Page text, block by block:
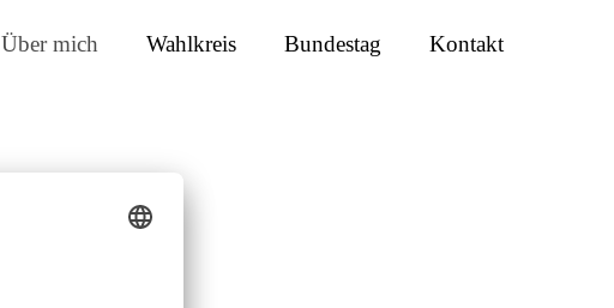
Über mich Wahlkreis Bundestag Kontakt